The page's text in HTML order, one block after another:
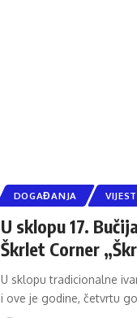
DOGAĐANJA
U sklopu 17.
Škrlet Corner
U sklopu tradicionalne
i ove je godine, četvrtu